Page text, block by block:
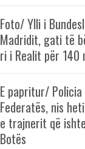
Foto/ Ylli i
Madridit, gati të
ri i Realit për 140
E papritur/
Federatës, nis
e trajnerit që
Botës